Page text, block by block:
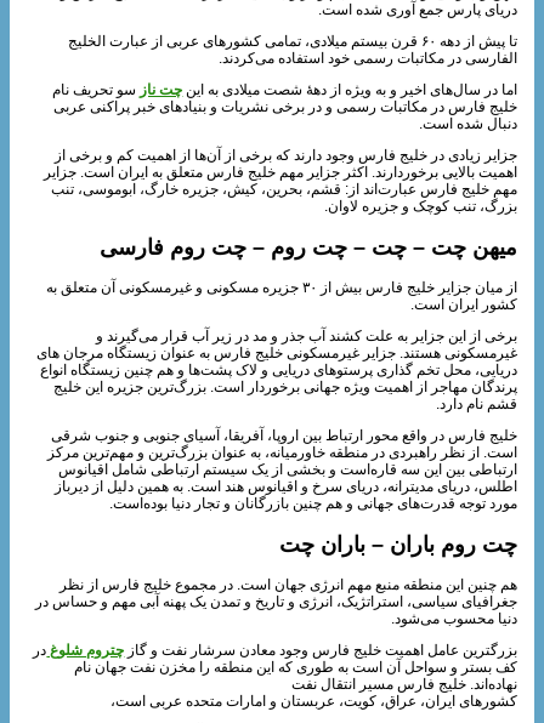
دریای پارس جمع‌ آوری شده‌ است.
تا پیش از دهه ۶۰ قرن بیستم میلادی، تمامی کشورهای عربی از عبارت الخلیج
الفارسی در مکاتبات رسمی خود استفاده می‌کردند.
اما در سال‌های اخیر و به ویژه از دههٔ شصت میلادی به اینچت نازسو تحریف نام
خلیج فارس در مکاتبات رسمی و در برخی نشریات و بنیادهای خبر پراکنی عربی
دنبال شده‌ است.
جزایر زیادی در خلیج فارس وجود دارند که برخی از آن‌ها از اهمیت کم و برخی از
اهمیت بالایی برخوردارند. اکثر جزایر مهم خلیج فارس متعلق به ایران است. جزایر
مهم خلیج فارس عبارت‌اند از: قشم، بحرین، کیش، جزیره خارگ، ابوموسی، تنب
بزرگ، تنب کوچک و جزیره لاوان.
میهن چت – چت – چت روم – چت روم فارسی
از میان جزایر خلیج فارس بیش از ۳۰ جزیره مسکونی و غیرمسکونی آن متعلق به
کشور ایران است.
برخی از این جزایر به علت کشند آب جذر و مد در زیر آب قرار می‌گیرند و
غیرمسکونی هستند. جزایر غیرمسکونی خلیج فارس به عنوان زیستگاه مرجان‌ های
دریایی، محل تخم‌ گذاری پرستوهای دریایی و لاک‌ پشت‌ها و هم چنین زیستگاه انواع
پرندگان مهاجر از اهمیت ویژه جهانی برخوردار است. بزرگ‌ترین جزیره این خلیج
قشم نام دارد.
خلیج فارس در واقع محور ارتباط بین اروپا، آفریقا، آسیای جنوبی و جنوب شرقی
است. از نظر راهبردی در منطقه خاورمیانه، به عنوان بزرگ‌ترین و مهم‌ترین مرکز
ارتباطی بین این سه قاره‌است و بخشی از یک سیستم ارتباطی شامل اقیانوس
اطلس، دریای مدیترانه، دریای سرخ و اقیانوس هند است. به همین دلیل از دیرباز
مورد توجه قدرت‌های جهانی و هم چنین بازرگانان و تجار دنیا بوده‌است.
چت روم باران – باران چت
هم چنین این منطقه منبع مهم انرژی جهان است. در مجموع خلیج فارس از نظر
جغرافیای سیاسی، استراتژیک، انرژی و تاریخ و تمدن یک پهنه آبی مهم و حساس در
دنیا محسوب می‌شود.
بزرگترین عامل اهمیت خلیج فارس وجود معادن سرشار نفت و گاز چتروم شلوغدر
کف بستر و سواحل آن است به‌ طوری‌ که این منطقه را مخزن نفت جهان نام
نهاده‌اند. خلیج فارس مسیر انتقال نفت
کشورهای ایران، عراق، کویت، عربستان و امارات متحده عربی است،